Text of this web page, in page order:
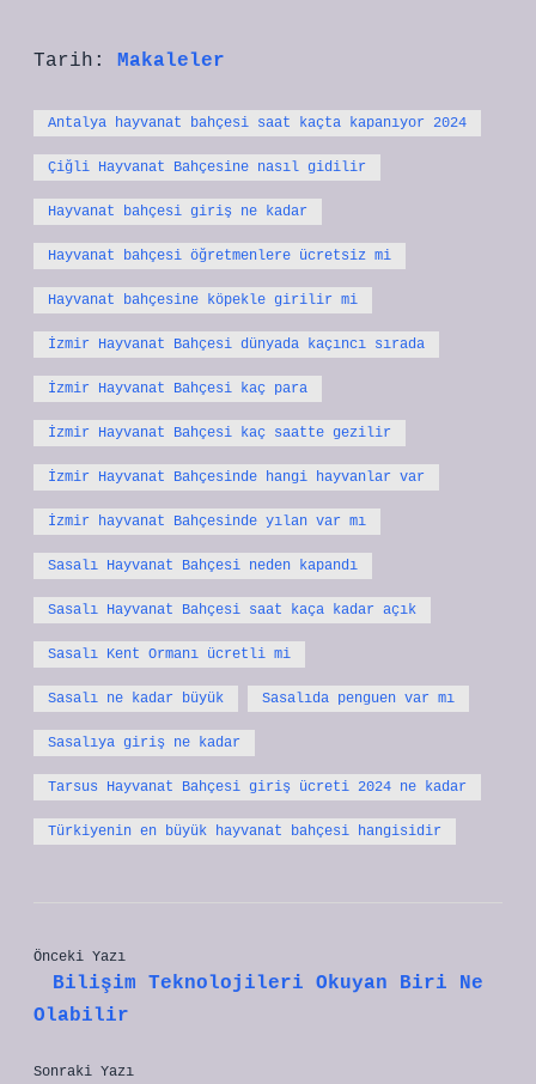
Tarih: Makaleler
Antalya hayvanat bahçesi saat kaçta kapanıyor 2024
Çiğli Hayvanat Bahçesine nasıl gidilir
Hayvanat bahçesi giriş ne kadar
Hayvanat bahçesi öğretmenlere ücretsiz mi
Hayvanat bahçesine köpekle girilir mi
İzmir Hayvanat Bahçesi dünyada kaçıncı sırada
İzmir Hayvanat Bahçesi kaç para
İzmir Hayvanat Bahçesi kaç saatte gezilir
İzmir Hayvanat Bahçesinde hangi hayvanlar var
İzmir hayvanat Bahçesinde yılan var mı
Sasalı Hayvanat Bahçesi neden kapandı
Sasalı Hayvanat Bahçesi saat kaça kadar açık
Sasalı Kent Ormanı ücretli mi
Sasalı ne kadar büyük Sasalıda penguen var mı
Sasalıya giriş ne kadar
Tarsus Hayvanat Bahçesi giriş ücreti 2024 ne kadar
Türkiyenin en büyük hayvanat bahçesi hangisidir
Önceki Yazı
Bilişim Teknolojileri Okuyan Biri Ne
Olabilir
Sonraki Yazı